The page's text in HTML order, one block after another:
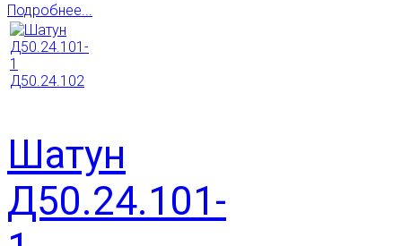
Подробнее...
Шатун
Д50.24.101-